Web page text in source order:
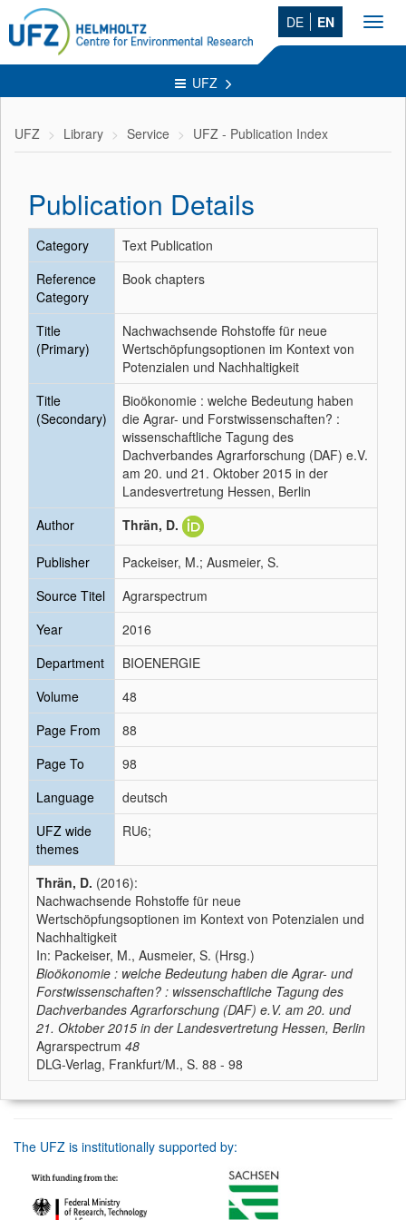
DE EN
UFZ
UFZ Library Service UFZ - Publication Index
Publication Details
Category
Text Publication
Reference
Category
Book chapters
Title
(Primary)
Nachwachsende Rohstoffe für neue
Wertschöpfungsoptionen im Kontext von
Potenzialen und Nachhaltigkeit
Title
(Secondary)
Bioökonomie : welche Bedeutung haben
die Agrar- und Forstwissenschaften? :
wissenschaftliche Tagung des
Dachverbandes Agrarforschung (DAF) e.V.
am 20. und 21. Oktober 2015 in der
Landesvertretung Hessen, Berlin
Author
Thrän, D.
Publisher
Packeiser, M.; Ausmeier, S.
Source Titel
Agrarspectrum
Year
2016
Department
BIOENERGIE
Volume
48
Page From
88
Page To
98
Language
deutsch
UFZ wide
themes
RU6;
Thrän, D. (2016):
Nachwachsende Rohstoffe für neue
Wertschöpfungsoptionen im Kontext von Potenzialen und
Nachhaltigkeit
In: Packeiser, M., Ausmeier, S. (Hrsg.)
Bioökonomie : welche Bedeutung haben die Agrar- und
Forstwissenschaften? : wissenschaftliche Tagung des
Dachverbandes Agrarforschung (DAF) e.V. am 20. und
21. Oktober 2015 in der Landesvertretung Hessen, Berlin
Agrarspectrum 48
DLG-Verlag, Frankfurt/M., S. 88 - 98
The UFZ is institutionally supported by: